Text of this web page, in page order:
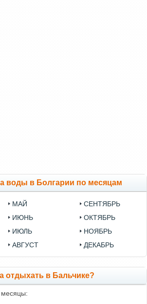
воды в Болгарии по месяцам
МАЙ
ИЮНЬ
ИЮЛЬ
АВГУСТ
СЕНТЯБРЬ
ОКТЯБРЬ
НОЯБРЬ
ДЕКАБРЬ
отдыхать в Бальчике?
месяцы: